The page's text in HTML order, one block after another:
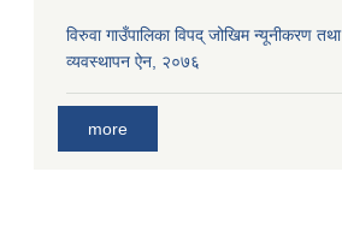
विरुवा गाउँपालिका विपद् जोखिम न्यूनीकरण तथा
व्यवस्थापन ऐन, २०७६
more